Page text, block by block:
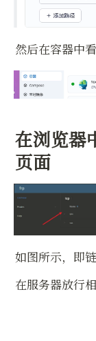
然后在容器中
在浏览器
页面
如图所示，即
在服务器放行